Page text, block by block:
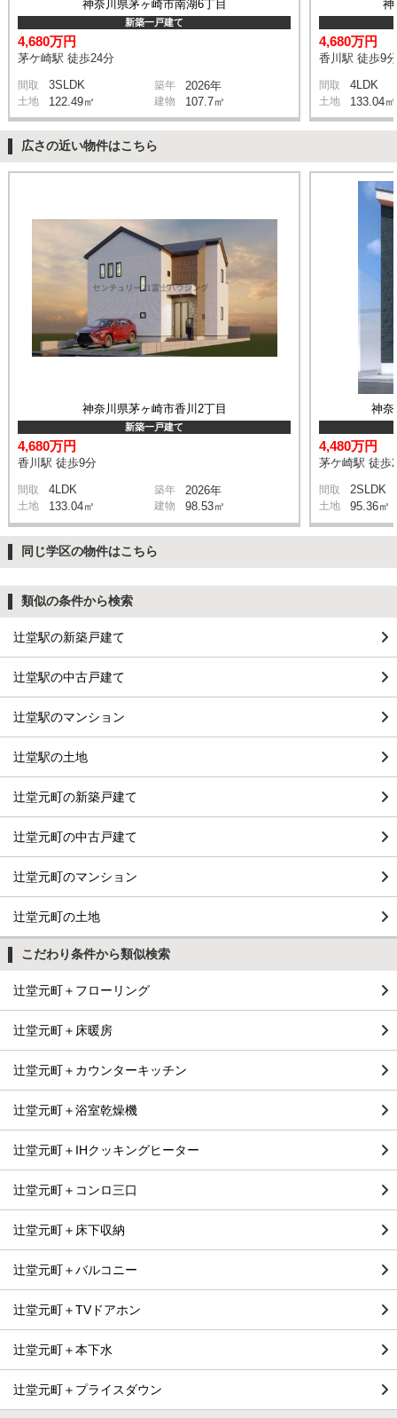
神奈川県茅ヶ崎市南湖6丁目
新築一戸建て
4,680万円
茅ケ崎駅 徒歩24分
間取 3SLDK 築年 2026年
土地 122.49㎡ 建物 107.7㎡
神
4,680万円
香川駅 徒歩9分
間取 4LDK
土地 133.04㎡
広さの近い物件はこちら
神奈川県茅ヶ崎市香川2丁目
新築一戸建て
4,680万円
香川駅 徒歩9分
間取 4LDK 築年 2026年
土地 133.04㎡ 建物 98.53㎡
神奈
4,480万円
茅ケ崎駅 徒歩
間取 2SLDK
土地 95.36㎡
同じ学区の物件はこちら
類似の条件から検索
辻堂駅の新築戸建て
辻堂駅の中古戸建て
辻堂駅のマンション
辻堂駅の土地
辻堂元町の新築戸建て
辻堂元町の中古戸建て
辻堂元町のマンション
辻堂元町の土地
こだわり条件から類似検索
辻堂元町＋フローリング
辻堂元町＋床暖房
辻堂元町＋カウンターキッチン
辻堂元町＋浴室乾燥機
辻堂元町＋IHクッキングヒーター
辻堂元町＋コンロ三口
辻堂元町＋床下収納
辻堂元町＋バルコニー
辻堂元町＋TVドアホン
辻堂元町＋本下水
辻堂元町＋プライスダウン